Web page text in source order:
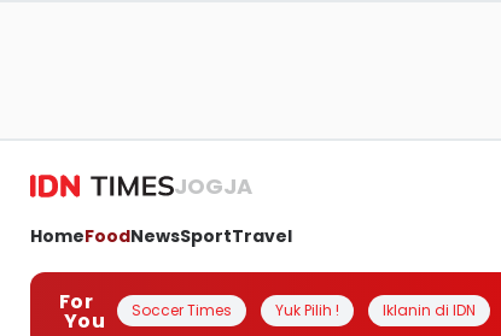
JOGJA
HomeFoodNewsSportTravel
For
You Soccer Times Yuk Pilih ! Iklanin di IDN